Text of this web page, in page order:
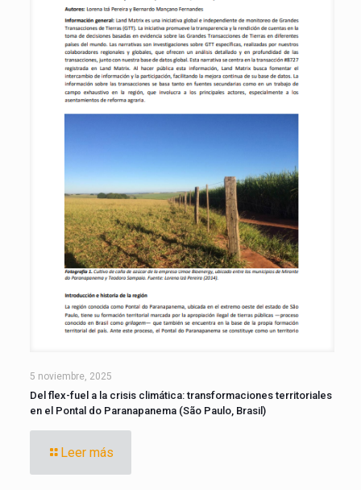
5 noviembre, 2025
Del flex-fuel a la crisis climática: transformaciones territoriales
en el Pontal do Paranapanema (São Paulo, Brasil)
Leer más